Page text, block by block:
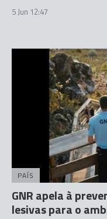
5 Jun 12:47
PAÍS
GNR apela à
lesivas para o